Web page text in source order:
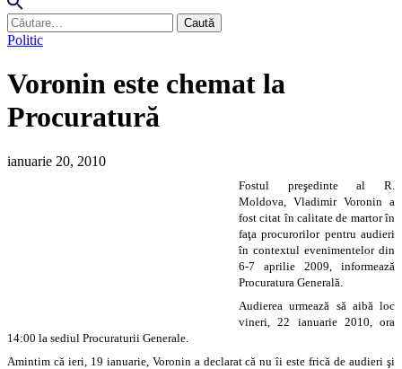
Caută
după:
Politic
Voronin este chemat la
Procuratură
ianuarie 20, 2010
Fostul preşedinte al R.
Moldova, Vladimir Voronin a
fost citat în calitate de martor în
faţa procurorilor pentru audieri
în contextul evenimentelor din
6-7 aprilie 2009, informează
Procuratura Generală.
Audierea urmează să aibă loc
vineri, 22 ianuarie 2010, ora
14:00 la sediul Procuraturii Generale.
Amintim că ieri, 19 ianuarie, Voronin a declarat că nu îi este frică de audieri şi